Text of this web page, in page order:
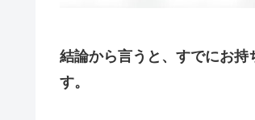
結論から言うと、すでにお
す。